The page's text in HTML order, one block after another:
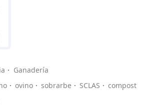
Ganadería
ovino sobrarbe SCLAS compost